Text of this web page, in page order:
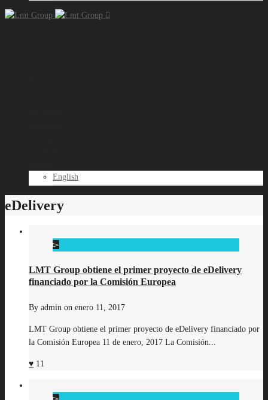
English
eDelivery
LMT Group obtiene el primer proyecto de eDelivery
financiado por la Comisión Europea
By admin on enero 11, 2017
LMT Group obtiene el primer proyecto de eDelivery financiado por
la Comisión Europea 11 de enero, 2017 La Comisión...
11